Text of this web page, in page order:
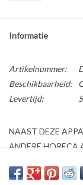
Informatie
Artikelnummer:
Beschikbaarheid:
Levertijd:
5
NAAST DEZE
ANDERE
Wij bieden aan: